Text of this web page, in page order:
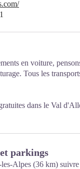
en voiture,
Tous les
dans le Val
parkings
Alpes (36 km)